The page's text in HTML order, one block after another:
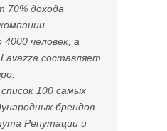
70% дохода
человек, а
составляет
100 самых
брендов
Репутации и